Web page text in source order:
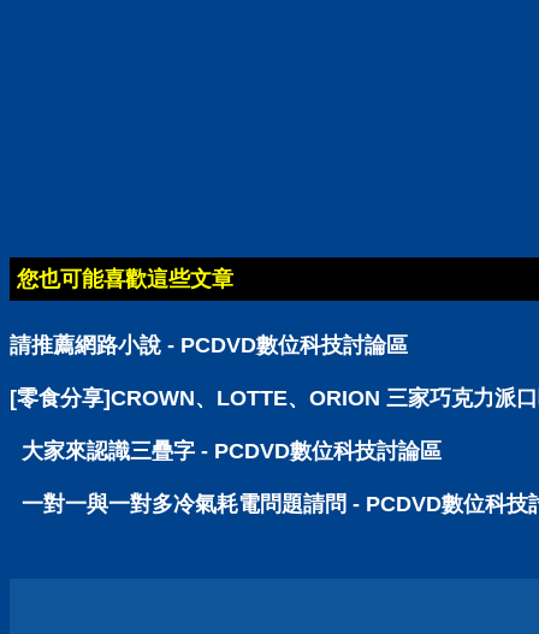
您也可能喜歡這些文章
請推薦網路小說 - PCDVD數位科技討論區
[零食分享]CROWN、LOTTE、ORION 三家巧克力派
大家來認識三疊字 - PCDVD數位科技討論區
一對一與一對多冷氣耗電問題請問 - PCDVD數位科技